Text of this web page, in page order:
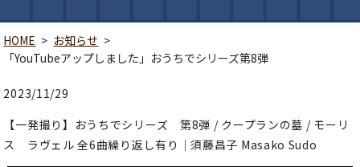
HOME
お知らせ
「YouTubeアップしました」おうちでシリーズ第8弾
2023/11/29
【一発撮り】おうちでシリーズ 第8弾 / クープランの墓 / モーリ
ス ラヴェル 全6曲繰り返し有り｜須藤昌子 Masako Sudo